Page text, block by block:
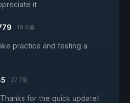
it
19 8월
practice and testing a
27 7월
for the quick update!